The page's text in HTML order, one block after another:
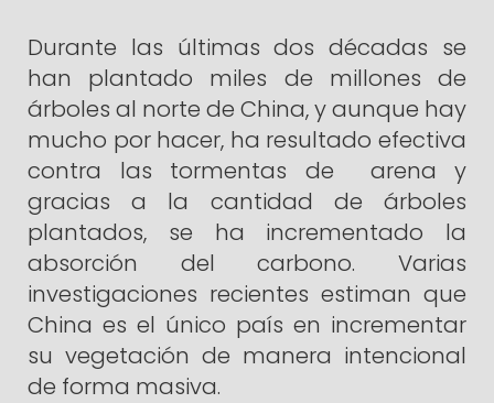
Durante las últimas dos décadas se
han plantado miles de millones de
árboles al norte de China, y aunque hay
mucho por hacer, ha resultado efectiva
contra las tormentas de arena y
gracias a la cantidad de árboles
plantados, se ha incrementado la
absorción del carbono. Varias
investigaciones recientes estiman que
China es el único país en incrementar
su vegetación de manera intencional
de forma masiva.